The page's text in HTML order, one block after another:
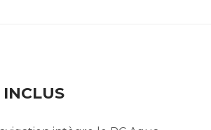
INCLUS